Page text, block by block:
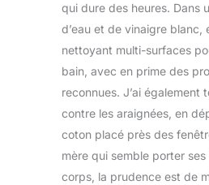
qui dure des heures. Dans
d’eau et de vinaigre blanc,
nettoyant multi-surfaces
bain, avec en prime des
reconnues. J’ai également
contre les araignées, en
coton placé près des
mère qui semble porter
corps, la prudence est de